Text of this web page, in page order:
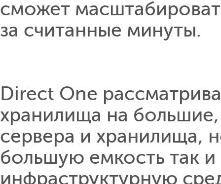
сможет
за считанные минуты.
Direct One
хранилища на
сервера и хранилища,
большую емкость так
инфраструктурную